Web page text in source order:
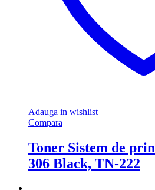
Adauga in wishlist
Compara
Toner Sistem de
306 Black, TN-222